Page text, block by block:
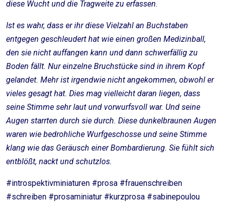
diese Wucht und die Tragweite zu erfassen.
Ist es wahr, dass er ihr diese Vielzahl an Buchstaben
entgegen geschleudert hat wie einen großen Medizinball,
den sie nicht auffangen kann und dann schwerfällig zu
Boden fällt. Nur einzelne Bruchstücke sind in ihrem Kopf
gelandet. Mehr ist irgendwie nicht angekommen, obwohl er
vieles gesagt hat. Dies mag vielleicht daran liegen, dass
seine Stimme sehr laut und vorwurfsvoll war. Und seine
Augen starrten durch sie durch. Diese dunkelbraunen Augen
waren wie bedrohliche Wurfgeschosse und seine Stimme
klang wie das Geräusch einer Bombardierung. Sie fühlt sich
entblößt, nackt und schutzlos.
#introspektivminiaturen #prosa #frauenschreiben
#schreiben #prosaminiatur #kurzprosa #sabinepoulou